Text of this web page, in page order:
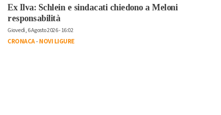
Ex Ilva: Schlein e sindacati chiedono a Meloni
responsabilità
Giovedì, 6 Agosto 2026 - 16:02
CRONACA-NOVI LIGURE